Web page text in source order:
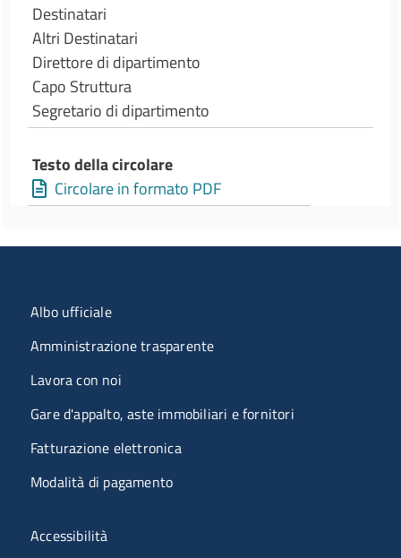
Destinatari
Altri Destinatari
Direttore di dipartimento
Capo Struttura
Segretario di dipartimento
Testo della circolare
Circolare in formato PDF
Menu organizzazione
Albo ufficiale
Amministrazione trasparente
Lavora con noi
Gare d'appalto, aste immobiliari e fornitori
Fatturazione elettronica
Modalità di pagamento
Menù riferimenti
Accessibilità